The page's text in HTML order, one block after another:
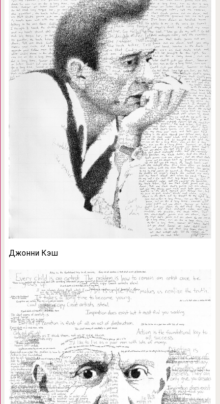
Джонни Кэш